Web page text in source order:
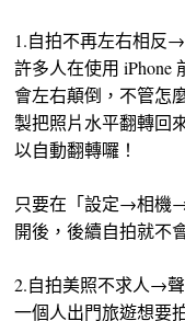
1.自拍不再左右相反
許多人在使用 iPhone
會左右顛倒，不管怎
製把照片水平翻轉回
以自動翻轉囉！
只要在「設定→相機
開後，後續自拍就不
2.自拍美照不求人→
一個人出門旅遊想要